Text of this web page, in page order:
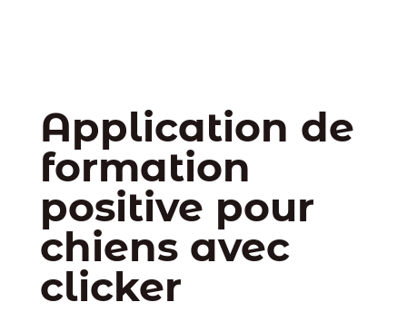
Application de
formation
positive pour
chiens avec
clicker